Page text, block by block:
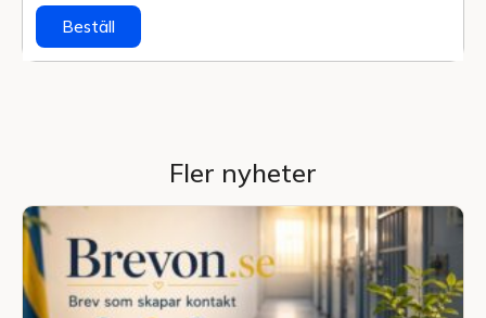
Beställ
Fler nyheter